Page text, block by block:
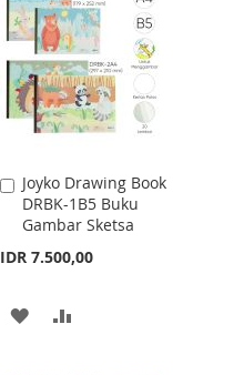
LIST
Joyko Drawing Book
DRBK-1B5 Buku
Gambar Sketsa
IDR 7.500,00
Add
to
Cart
ADD